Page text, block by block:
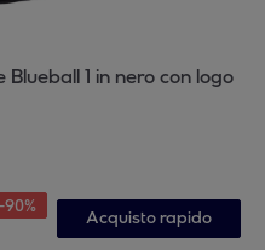
1 in nero con logo
-90%
Acquisto rapido